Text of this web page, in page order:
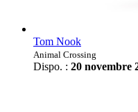
Tom Nook
Animal Crossing
Dispo. : 20 novembre